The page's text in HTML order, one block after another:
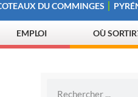
DU COMMINGES
EMPLOI OÙ